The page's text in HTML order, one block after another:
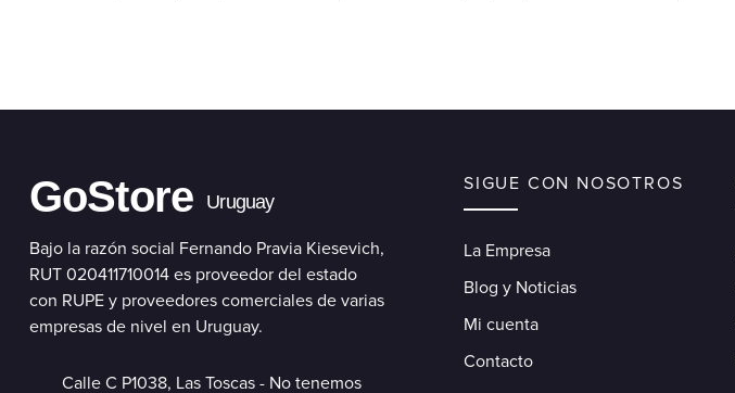
GoStore Uruguay
Bajo la razón social Fernando Pravia Kiesevich,
RUT 020411710014 es proveedor del estado
con RUPE y proveedores comerciales de varias
empresas de nivel en Uruguay.
Calle C P1038, Las Toscas - No tenemos
SIGUE CON NOSOTROS
La Empresa
Blog y Noticias
Mi cuenta
Contacto